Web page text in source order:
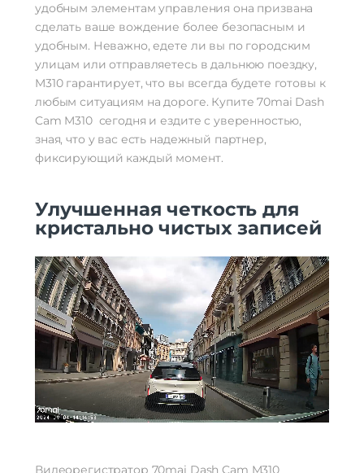
удобным элементам управления она призвана
сделать ваше вождение более безопасным и
удобным. Неважно, едете ли вы по городским
улицам или отправляетесь в дальнюю поездку,
M310 гарантирует, что вы всегда будете готовы к
любым ситуациям на дороге. Купите 70mai Dash
Cam M310 сегодня и ездите с уверенностью,
зная, что у вас есть надежный партнер,
фиксирующий каждый момент.
Улучшенная четкость для
кристально чистых записей
Видеорегистратор 70mai Dash Cam M310